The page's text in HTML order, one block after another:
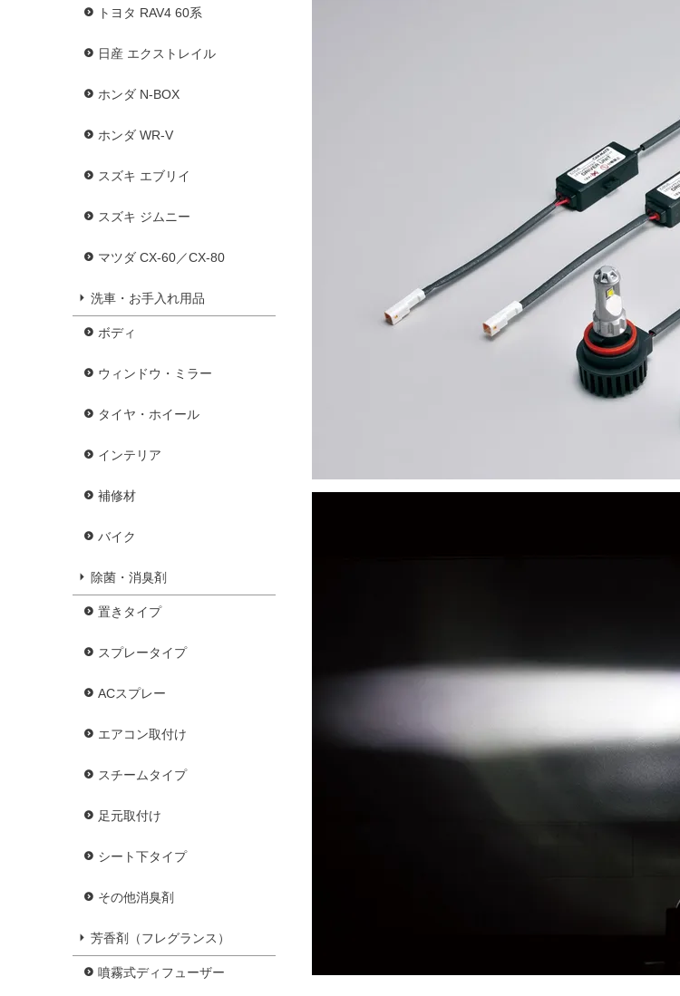
トヨタ RAV4 60系
日産 エクストレイル
ホンダ N-BOX
ホンダ WR-V
スズキ エブリイ
スズキ ジムニー
マツダ CX-60／CX-80
洗車・お手入れ用品
ボディ
ウィンドウ・ミラー
タイヤ・ホイール
インテリア
補修材
バイク
除菌・消臭剤
置きタイプ
スプレータイプ
ACスプレー
エアコン取付け
スチームタイプ
足元取付け
シート下タイプ
その他消臭剤
芳香剤（フレグランス）
噴霧式ディフューザー